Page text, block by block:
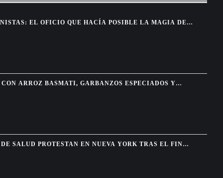
EL OFICIO QUE HACÍA POSIBLE LA MAGIA DEL
ARROZ BASMATI, GARBANZOS ESPECIADOS Y
SALUD PROTESTAN EN NUEVA YORK TRAS EL FIN